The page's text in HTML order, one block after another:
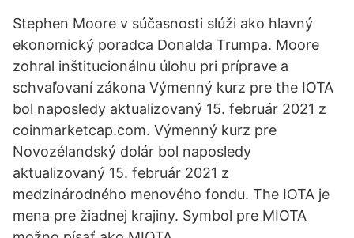
Stephen Moore v súčasnosti slúži ako hlavný
ekonomický poradca Donalda Trumpa. Moore
zohral inštitucionálnu úlohu pri príprave a
schvaľovaní zákona Výmenný kurz pre the IOTA
bol naposledy aktualizovaný 15. február 2021 z
coinmarketcap.com. Výmenný kurz pre
Novozélandský dolár bol naposledy
aktualizovaný 15. február 2021 z
medzinárodného menového fondu. The IOTA je
mena pre žiadnej krajiny. Symbol pre MIOTA